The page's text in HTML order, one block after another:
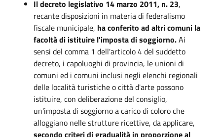
Il decreto legislativo 14 marzo 2011, n. 23,
recante disposizioni in materia di federalismo
fiscale municipale, ha conferito ad altri comuni la
facoltà di istituire l'imposta di soggiorno.Ai
sensi del comma 1 dell'articolo 4 del suddetto
decreto, i capoluoghi di provincia, le unioni di
comuni ed i comuni inclusi negli elenchi regionali
delle località turistiche o città d'arte possono
istituire, con deliberazione del consiglio,
un'imposta di soggiorno a carico di coloro che
alloggiano nelle strutture ricettive, da applicare,
secondo criteri di gradualità in proporzione al